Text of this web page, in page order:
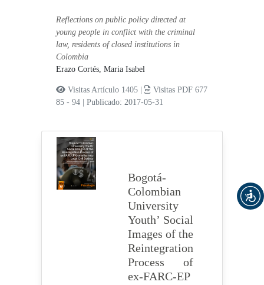
Reflections on public policy directed at
young people in conflict with the criminal
law, residents of closed institutions in
Colombia
Erazo Cortés, Maria Isabel
Visitas Artículo 1405 |
Visitas PDF 677
85 - 94
|Publicado: 2017-05-31
Bogotá-
Colombian
University
Youth’ Social
Images of the
Reintegration
Process of
ex-FARC-EP